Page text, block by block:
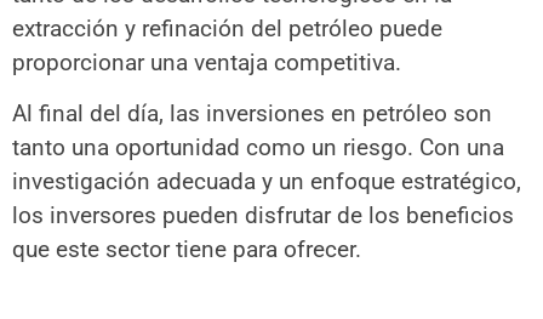
extracción y refinación del petróleo puede
proporcionar una ventaja competitiva.
Al final del día, las inversiones en petróleo son
tanto una oportunidad como un riesgo. Con una
investigación adecuada y un enfoque estratégico,
los inversores pueden disfrutar de los beneficios
que este sector tiene para ofrecer.